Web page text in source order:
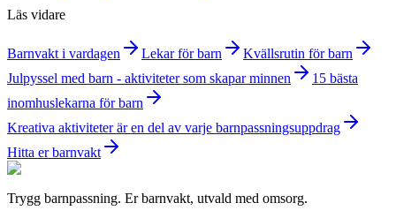
Läs vidare
Barnvakt i vardagen Lekar för barn
Kvällsrutin för barn
Julpyssel med barn - aktiviteter som skapar minnen
15 bästa
inomhuslekarna för barn
Kreativa aktiviteter är en del av varje barnpassningsuppdrag
Hitta er barnvakt
Trygg barnpassning. Er barnvakt, utvald med omsorg.